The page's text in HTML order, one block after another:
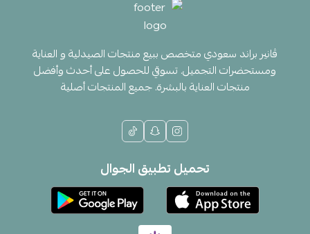
ڤانير براند سعودي متخصص ببيع منتجات الصيدلية و العناية
ومستحضرات التجميل. تسوقي للحصول على أحدث وأفضل
منتجات العناية بالبشرة. جميع المنتجات أصلية
تحميل تطبيق الجوال